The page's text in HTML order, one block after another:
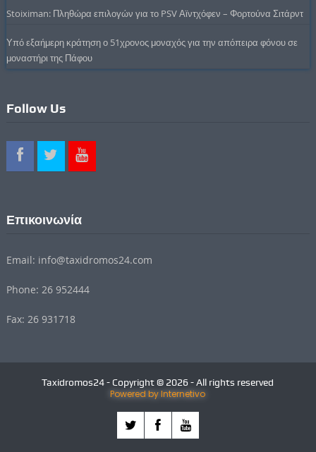
Stoiximan: Πληθώρα επιλογών για το PSV Αϊντχόφεν – Φορτούνα Σιτάρντ
Υπό εξαήμερη κράτηση ο 51χρονος μοναχός για την απόπειρα φόνου σε
μοναστήρι της Πάφου
Follow Us
Επικοινωνία
Email: info@taxidromos24.com
Phone: 26 952444
Fax: 26 931718
Taxidromos24 - Copyright © 2026 - All rights reserved
Powered by Internetivo